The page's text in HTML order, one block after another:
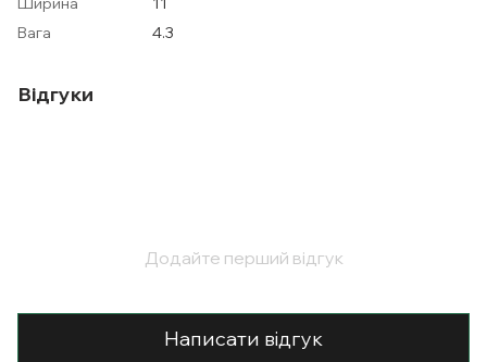
Вага
4.3
Відгуки
Додайте перший відгук
Написати відгук